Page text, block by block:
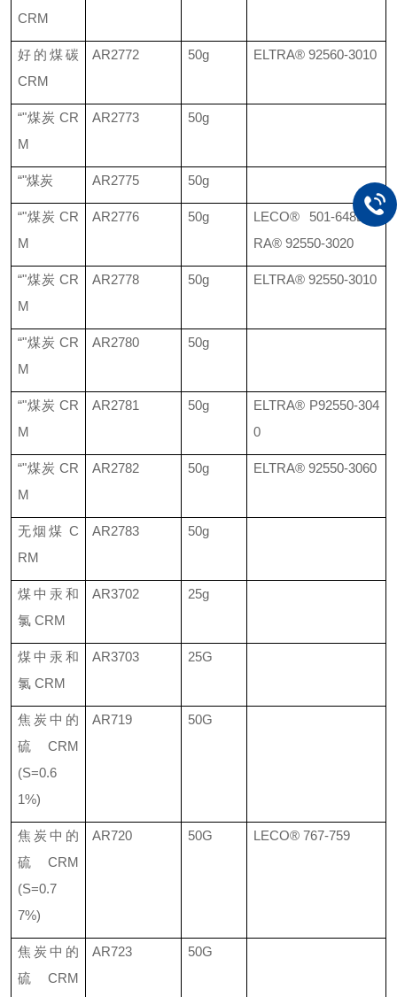
CRM
好的煤碳
CRM
AR2772 50g ELTRA® 92560-3010
“"煤炭 CR
M
AR2773 50g
“"煤炭 AR2775 50g
“"煤炭 CR
M
AR2776 50g LECO® 501-648ELT
RA® 92550-3020
“"煤炭 CR
M
AR2778 50g ELTRA® 92550-3010
“"煤炭 CR
M
AR2780 50g
“"煤炭 CR
M
AR2781 50g ELTRA® P92550-304
0
“"煤炭 CR
M
AR2782 50g ELTRA® 92550-3060
无烟煤 C
RM
AR2783 50g
煤中汞和
氯 CRM
AR3702 25g
煤中汞和
氯 CRM
AR3703 25G
焦炭中的
硫
CRM
(S=0.6
1%)
AR719 50G
焦炭中的
硫
CRM
(S=0.7
7%)
AR720 50G LECO® 767-759
焦炭中的
硫
CRM
AR723 50G